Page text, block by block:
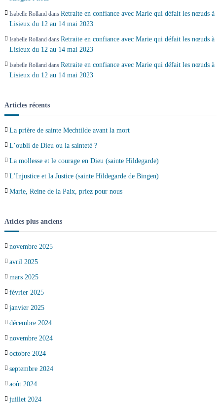
Isabelle Rollanddans Retraite en confiance avec Marie qui défait les nœuds à
Lisieux du 12 au 14 mai 2023
Isabelle Rollanddans Retraite en confiance avec Marie qui défait les nœuds à
Lisieux du 12 au 14 mai 2023
Isabelle Rollanddans Retraite en confiance avec Marie qui défait les nœuds à
Lisieux du 12 au 14 mai 2023
Articles récents
La prière de sainte Mechtilde avant la mort
L’oubli de Dieu ou la sainteté ?
La mollesse et le courage en Dieu (sainte Hildegarde)
L’Injustice et la Justice (sainte Hildegarde de Bingen)
Marie, Reine de la Paix, priez pour nous
Aticles plus anciens
novembre 2025
avril 2025
mars 2025
février 2025
janvier 2025
décembre 2024
novembre 2024
octobre 2024
septembre 2024
août 2024
juillet 2024